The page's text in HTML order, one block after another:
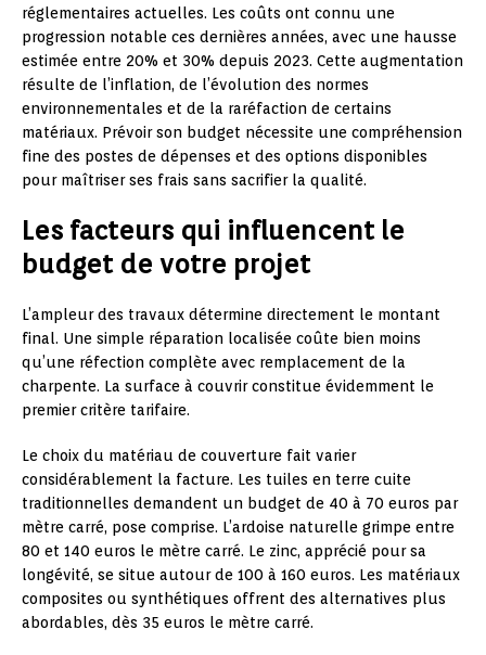
réglementaires actuelles. Les coûts ont connu une
progression notable ces dernières années, avec une hausse
estimée entre 20% et 30% depuis 2023. Cette augmentation
résulte de l’inflation, de l’évolution des normes
environnementales et de la raréfaction de certains
matériaux. Prévoir son budget nécessite une compréhension
fine des postes de dépenses et des options disponibles
pour maîtriser ses frais sans sacrifier la qualité.
Les facteurs qui influencent le
budget de votre projet
L’ampleur des travaux détermine directement le montant
final. Une simple réparation localisée coûte bien moins
qu’une réfection complète avec remplacement de la
charpente. La surface à couvrir constitue évidemment le
premier critère tarifaire.
Le choix du matériau de couverture fait varier
considérablement la facture. Les tuiles en terre cuite
traditionnelles demandent un budget de 40 à 70 euros par
mètre carré, pose comprise. L’ardoise naturelle grimpe entre
80 et 140 euros le mètre carré. Le zinc, apprécié pour sa
longévité, se situe autour de 100 à 160 euros. Les matériaux
composites ou synthétiques offrent des alternatives plus
abordables, dès 35 euros le mètre carré.